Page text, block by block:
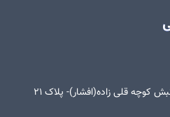
کوچه قلی زاده(افشار)- پلاک ۲۱